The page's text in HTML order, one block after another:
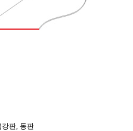
판, 동판